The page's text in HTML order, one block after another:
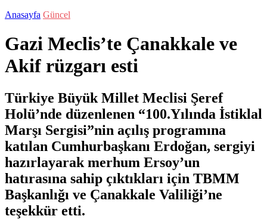
Anasayfa Güncel
Gazi Meclis’te Çanakkale ve
Akif rüzgarı esti
Türkiye Büyük Millet Meclisi Şeref
Holü’nde düzenlenen “100.Yılında İstiklal
Marşı Sergisi”nin açılış programına
katılan Cumhurbaşkanı Erdoğan, sergiyi
hazırlayarak merhum Ersoy’un
hatırasına sahip çıktıkları için TBMM
Başkanlığı ve Çanakkale Valiliği’ne
teşekkür etti.